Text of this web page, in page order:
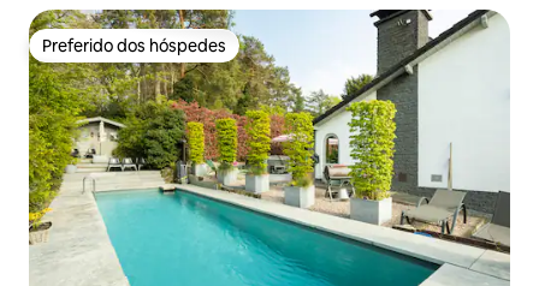
Preferido dos hóspedes
Preferido dos hóspedes